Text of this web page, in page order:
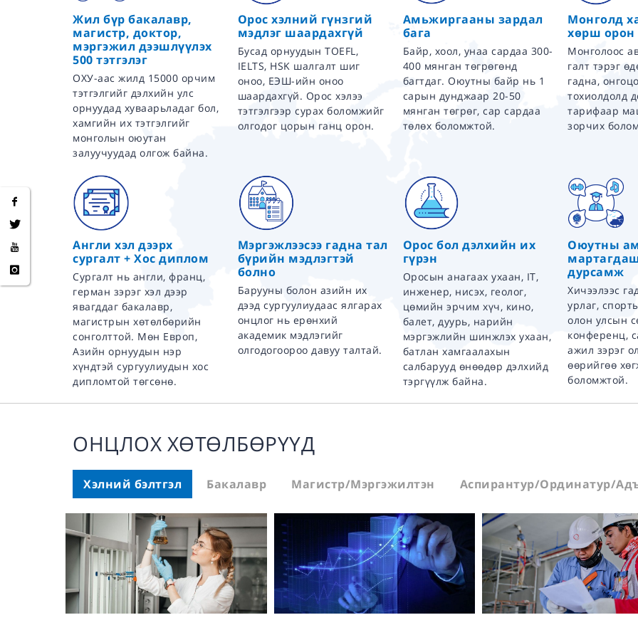
Жил бүр бакалавр,
магистр, доктор,
мэргэжил дээшлүүлэх
500 тэтгэлэг
ОХУ-аас жилд 15000 орчим
тэтгэлгийг дэлхийн улс
орнуудад хуваарьладаг бол,
хамгийн их тэтгэлгийг
монголын оюутан
залуучуудад олгож байна.
Орос хэлний гүнзгий
мэдлэг шаардахгүй
Бусад орнуудын TOEFL,
IELTS, HSK шалгалт шиг
оноо, ЕЭШ-ийн оноо
шаардахгүй. Орос хэлээ
тэтгэлгээр сурах боломжийг
олгодог цорын ганц орон.
Амьжиргааны зардал
бага
Байр, хоол, унаа сардаа 300-
400 мянган төгрөгөнд
багтдаг. Оюутны байр нь 1
сарын дунджаар 20-50
мянган төгрөг, сар сардаа
төлөх боломжтой.
Монголд
хөрш орон
Монголоос
галт тэрэг
гадна,
тохиолдолд
тарифаар
зорчих
Англи хэл дээрх
сургалт + Хос диплом
Сургалт нь англи, франц,
герман зэрэг хэл дээр
явагддаг бакалавр,
магистрын хөтөлбөрийн
сонголттой. Мөн Европ,
Азийн орнуудын нэр
хүндтэй сургуулиудын хос
дипломтой төгсөнө.
Мэргэжлээсээ гадна тал
бүрийн мэдлэгтэй
болно
Барууны болон азийн их
дээд сургуулиудаас ялгарах
онцлог нь ерөнхий
академик мэдлэгийг
олгодогоороо давуу талтай.
Орос бол дэлхийн их
гүрэн
Оросын анагаах ухаан, IT,
инженер, нисэх, геолог,
цөмийн эрчим хүч, кино,
балет, дуурь, нарийн
мэргэжлийн шинжлэх ухаан,
батлан хамгаалахын
салбарууд өнөөдөр дэлхийд
тэргүүлж байна.
Оюутны
дурсамж
Хичээлээс
урлаг,
олон улсын
конференц,
ажил зэрэг
өөрийгөө
боломжтой.
ОНЦЛОХ ХӨТӨЛБӨРҮҮД
Хэлний бэлтгэл Бакалавр Магистр/Мэргэжилтэн Аспирантур/Ординатур/